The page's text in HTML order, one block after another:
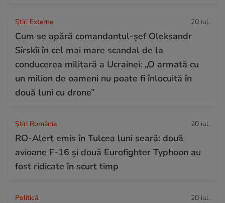
Știri Externe 20 iul.
Cum se apără comandantul-șef Oleksandr
Sîrskîi în cel mai mare scandal de la
conducerea militară a Ucrainei: „O armată cu
un milion de oameni nu poate fi înlocuită în
două luni cu drone”
Știri România 20 iul.
RO-Alert emis în Tulcea luni seară: două
avioane F-16 și două Eurofighter Typhoon au
fost ridicate în scurt timp
Politică 20 iul.